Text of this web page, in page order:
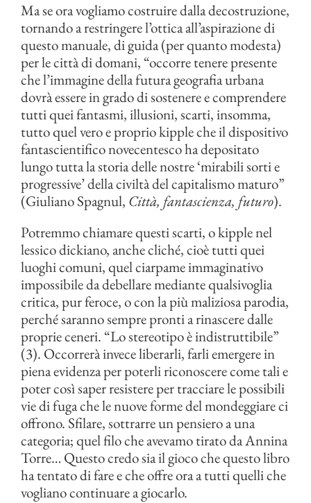
Ma se ora vogliamo costruire dalla decostruzione,
tornando a restringere l’ottica all’aspirazione di
questo manuale, di guida (per quanto modesta)
per le città di domani, “occorre tenere presente
che l’immagine della futura geografia urbana
dovrà essere in grado di sostenere e comprendere
tutti quei fantasmi, illusioni, scarti, insomma,
tutto quel vero e proprio kipple che il dispositivo
fantascientifico novecentesco ha depositato
lungo tutta la storia delle nostre ‘mirabili sorti e
progressive’ della civiltà del capitalismo maturo”
(Giuliano Spagnul, Città, fantascienza, futuro).
Potremmo chiamare questi scarti, o kipple nel
lessico dickiano, anche cliché, cioè tutti quei
luoghi comuni, quel ciarpame immaginativo
impossibile da debellare mediante qualsivoglia
critica, pur feroce, o con la più maliziosa parodia,
perché saranno sempre pronti a rinascere dalle
proprie ceneri. “Lo stereotipo è indistruttibile”
(3). Occorrerà invece liberarli, farli emergere in
piena evidenza per poterli riconoscere come tali e
poter così saper resistere per tracciare le possibili
vie di fuga che le nuove forme del mondeggiare ci
offrono. Sfilare, sottrarre un pensiero a una
categoria; quel filo che avevamo tirato da Annina
Torre… Questo credo sia il gioco che questo libro
ha tentato di fare e che offre ora a tutti quelli che
vogliano continuare a giocarlo.